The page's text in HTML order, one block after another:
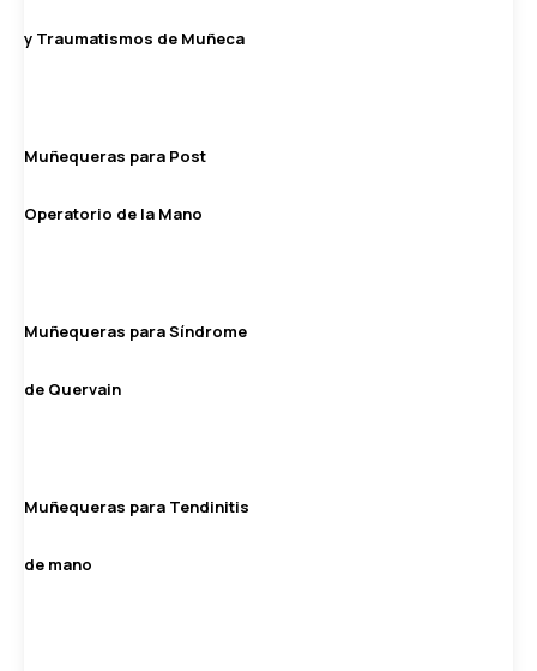
y Traumatismos de Muñeca
Muñequeras para Post
Operatorio de la Mano
Muñequeras para Síndrome
de Quervain
Muñequeras para Tendinitis
de mano